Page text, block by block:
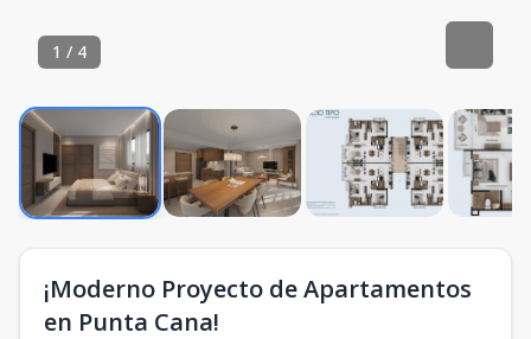
1 / 4
¡Moderno Proyecto de Apartamentos
en Punta Cana!